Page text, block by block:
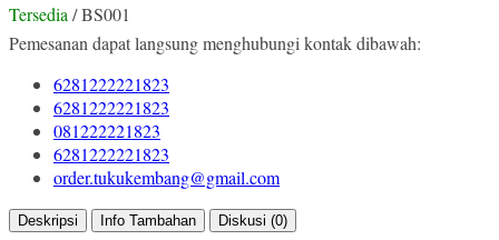
Tersedia / BS001
Pemesanan dapat langsung menghubungi kontak dibawah:
6281222221823
6281222221823
081222221823
6281222221823
order.tukukembang@gmail.com
Deskripsi Info Tambahan Diskusi (0)